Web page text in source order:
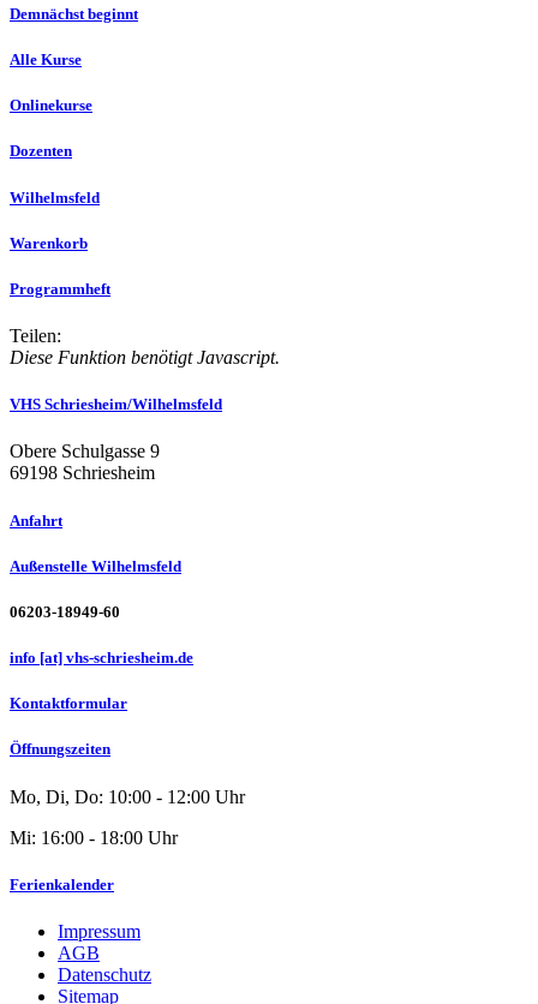
Demnächst beginnt
Alle Kurse
Onlinekurse
Dozenten
Wilhelmsfeld
Warenkorb
Programmheft
Teilen:
Diese Funktion benötigt Javascript.
VHS Schriesheim/Wilhelmsfeld
Obere Schulgasse 9
69198 Schriesheim
Anfahrt
Außenstelle Wilhelmsfeld
06203-18949-60
info [at] vhs-schriesheim.de
Kontaktformular
Öffnungszeiten
Mo, Di, Do: 10:00 - 12:00 Uhr
Mi: 16:00 - 18:00 Uhr
Ferienkalender
Impressum
AGB
Datenschutz
Sitemap